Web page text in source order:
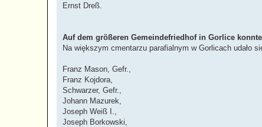
Ernst Dreß.
Auf dem größeren Gemeindefriedhof in Gorlice
Na większym cmentarzu parafialnym w Gorlicach udało
Franz Mason, Gefr.,
Franz Kojdora,
Schwarzer, Gefr.,
Johann Mazurek,
Joseph Weiß I.,
Joseph Borkowski,